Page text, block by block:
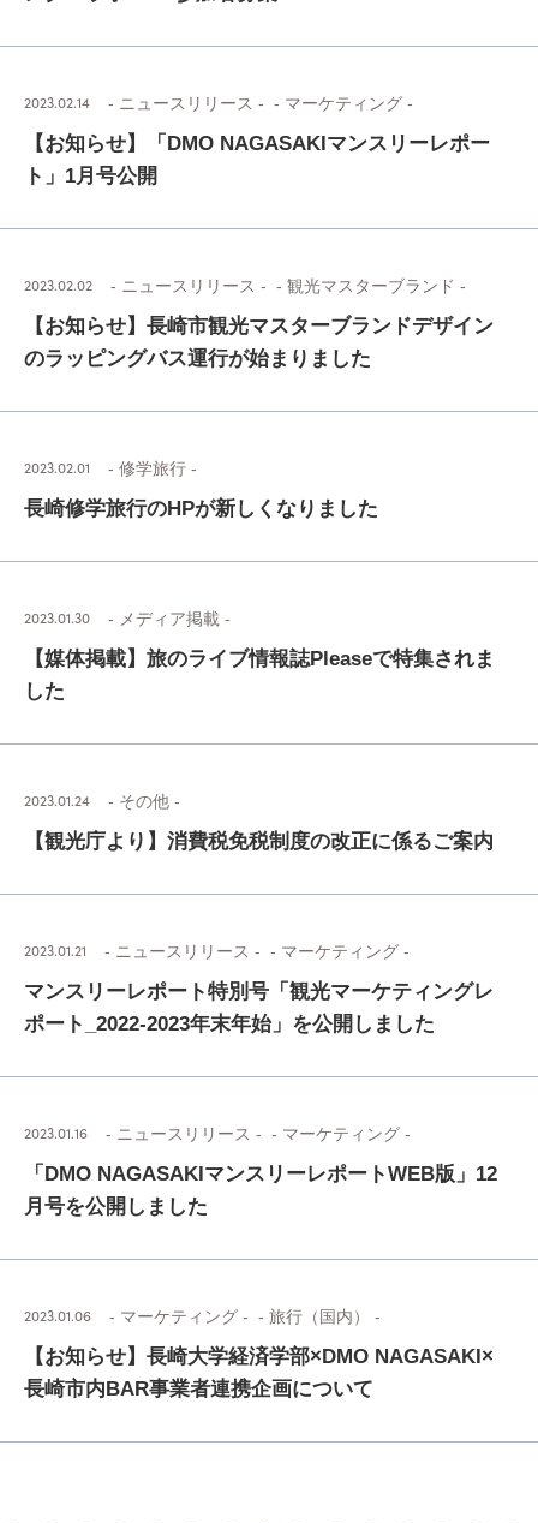
2023.02.14 - ニュースリリース - - マーケティング -
【お知らせ】「DMO NAGASAKIマンスリーレポー
ト」1月号公開
2023.02.02 - ニュースリリース - - 観光マスターブランド -
【お知らせ】長崎市観光マスターブランドデザイン
のラッピングバス運行が始まりました
2023.02.01 - 修学旅行 -
長崎修学旅行のHPが新しくなりました
2023.01.30 - メディア掲載 -
【媒体掲載】旅のライブ情報誌Pleaseで特集されま
した
2023.01.24 - その他 -
【観光庁より】消費税免税制度の改正に係るご案内
2023.01.21 - ニュースリリース - - マーケティング -
マンスリーレポート特別号「観光マーケティングレ
ポート_2022-2023年末年始」を公開しました
2023.01.16 - ニュースリリース - - マーケティング -
「DMO NAGASAKIマンスリーレポートWEB版」12
月号を公開しました
2023.01.06 - マーケティング - - 旅行（国内） -
【お知らせ】長崎大学経済学部×DMO NAGASAKI×
長崎市内BAR事業者連携企画について